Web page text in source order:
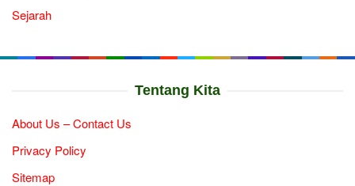
Sejarah
Tentang Kita
About Us – Contact Us
Privacy Policy
Sitemap